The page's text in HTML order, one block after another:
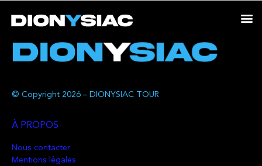
© Copyright 2026 – DIONYSIAC TOUR
À PROPOS
Nous contacter
Mentions légales